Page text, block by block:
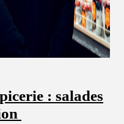
: salades